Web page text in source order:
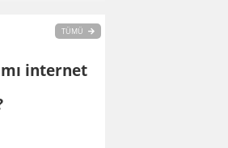
TÜMÜ
internet